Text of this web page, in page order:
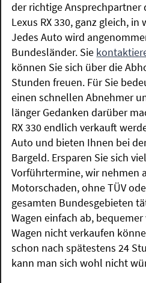
der richtige Ansprechpartner
Lexus RX 330, ganz gleich,
Jedes Auto wird
Bundesländer. Sie
können Sie sich über die
Stunden freuen. Für Sie
einen schnellen Abnehmer
länger Gedanken darüber
RX 330 endlich verkauft
Auto und bieten Ihnen bei
Bargeld. Ersparen Sie sich
Vorführtermine, wir nehmen
Motorschaden, ohne TÜV
gesamten Bundesgebieten
Wagen einfach ab,
Wagen nicht verkaufen
schon nach spätestens 24
kann man sich wohl nicht